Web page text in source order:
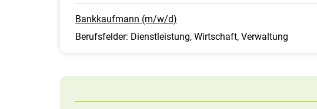
Bankkaufmann (m/w/d)
Berufsfelder: Dienstleistung, Wirtschaft, Verwaltung